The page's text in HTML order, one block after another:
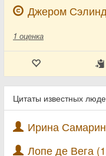
Джером
1 оценка
Цитаты известных
Ирина
Лопе де Вега